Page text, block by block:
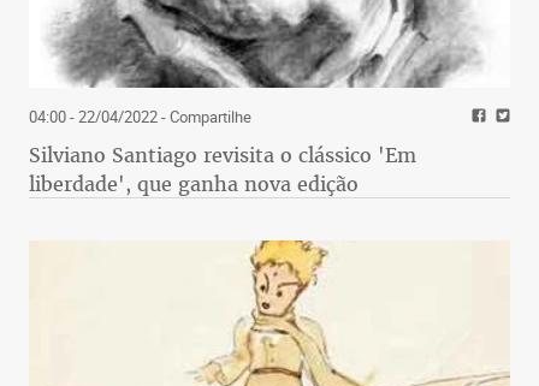
04:00 - 22/04/2022- Compartilhe
Silviano Santiago revisita o clássico 'Em
liberdade', que ganha nova edição